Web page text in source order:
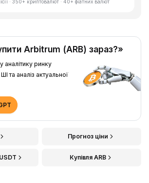
· 350+ криптовалют · 40+ фіатних валют
Arbitrum (ARB) зараз?»
аналітику ринку
та аналіз актуальної
Прогноз ціни
Купівля ARB